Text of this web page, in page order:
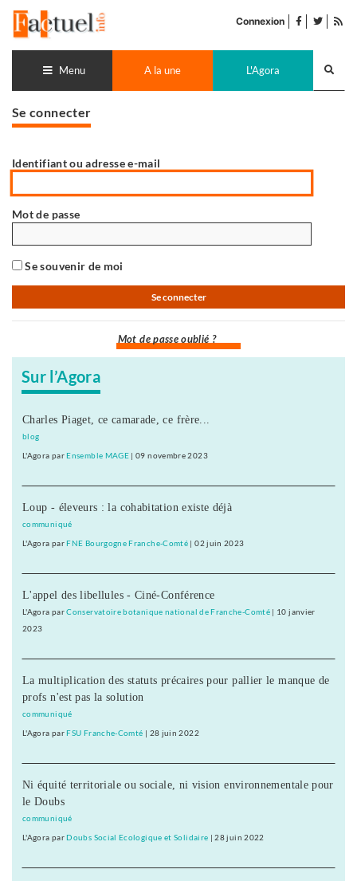
contenu
Connexion facebook
twitter
Menu A la une L'Agora
Se connecter
Identifiant ou adresse e-mail
Mot de passe
Se souvenir de moi
Mot de passe oublié ?
Sur l’Agora
Charles Piaget, ce camarade, ce frère...
blog
L'Agora parEnsemble MAGE |09 novembre 2023
Loup - éleveurs : la cohabitation existe déjà
communiqué
L'Agora parFNE Bourgogne Franche-Comté |02 juin 2023
L'appel des libellules - Ciné-Conférence
L'Agora parConservatoire botanique national de Franche-Comté| 10 janvier
2023
La multiplication des statuts précaires pour pallier le manque de
profs n'est pas la solution
communiqué
L'Agora parFSU Franche-Comté | 28 juin 2022
Ni équité territoriale ou sociale, ni vision environnementale pour
le Doubs
communiqué
L'Agora parDoubs Social Ecologique et Solidaire |28 juin 2022